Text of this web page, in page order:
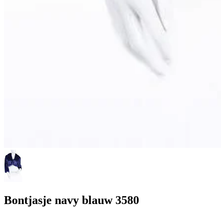
Bontjasje navy blauw 3580